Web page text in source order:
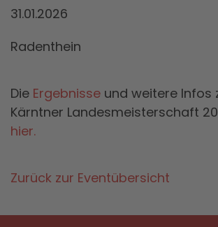
31.01.2026
Radenthein
Die Ergebnisse und weitere Infos
Kärntner Landesmeisterschaft
hier.
Zurück zur Eventübersicht